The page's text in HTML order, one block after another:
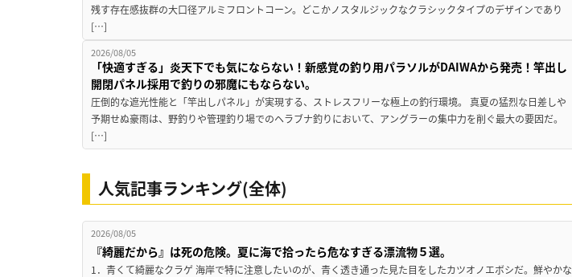
残す存在感抜群の大口径アルミフロントコーン。どこかノスタルジックなクラシックタイプのデザインであり
[…]
2026/08/05
「快適すぎる」炎天下でも気にならない！新感覚の釣り用パラソルがDAIWAから発売！竿出し
開閉パネル採用で釣りの邪魔にもならない。
圧倒的な遮光性能と「竿出しパネル」が実現する、ストレスフリーな極上の釣行環境。 真夏の猛烈な日差しや
予期せぬ豪雨は、野釣りや管理釣り場でのヘラブナ釣りにおいて、アングラーの集中力を削ぐ最大の要因だ。
[…]
人気記事ランキング(全体)
2026/08/05
『綺麗だから』は死の危険。夏に海で拾ったら危なすぎる漂流物５選。
1．青くて綺麗なクラゲ 海岸で特に注意したいのが、青く透き通った見た目をしたカツオノエボシだ。鮮やかな